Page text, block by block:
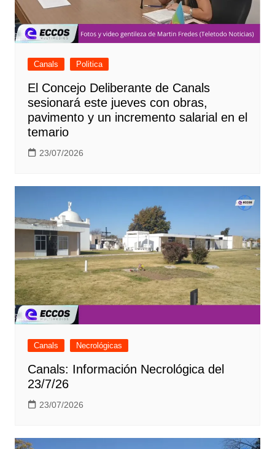
Canals Politica
El Concejo Deliberante de Canals
sesionará este jueves con obras,
pavimento y un incremento salarial en el
temario
23/07/2026
Canals Necrológicas
Canals: Información Necrológica del
23/7/26
23/07/2026